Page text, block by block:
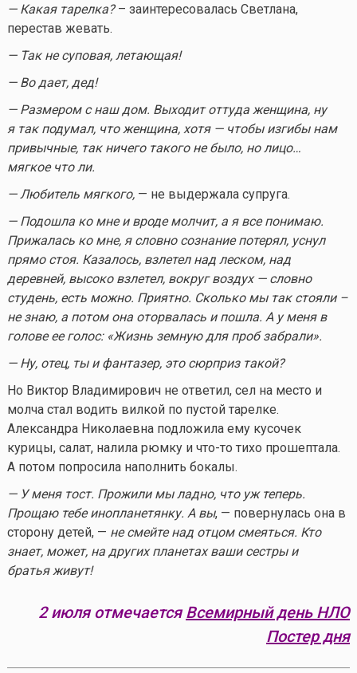
— Какая тарелка?– заинтересовалась Светлана,
перестав жевать.
— Так не суповая, летающая!
— Во дает, дед!
— Размером с наш дом. Выходит оттуда женщина, ну
я так подумал, что женщина, хотя — чтобы изгибы нам
привычные, так ничего такого не было, но лицо…
мягкое что ли.
— Любитель мягкого,— не выдержала супруга.
— Подошла ко мне и вроде молчит, а я все понимаю.
Прижалась ко мне, я словно сознание потерял, уснул
прямо стоя. Казалось, взлетел над леском, над
деревней, высоко взлетел, вокруг воздух — словно
студень, есть можно. Приятно. Сколько мы так стояли –
не знаю, а потом она оторвалась и пошла. А у меня в
голове ее голос: «Жизнь земную для проб забрали».
— Ну, отец, ты и фантазер, это сюрприз такой?
Но Виктор Владимирович не ответил, сел на место и
молча стал водить вилкой по пустой тарелке.
Александра Николаевна подложила ему кусочек
курицы, салат, налила рюмку и что-то тихо прошептала.
А потом попросила наполнить бокалы.
— У меня тост. Прожили мы ладно, что уж теперь.
Прощаю тебе инопланетянку. А вы, — повернулась она в
сторону детей, — не смейте над отцом смеяться. Кто
знает, может, на других планетах ваши сестры и
братья живут!
2 июля отмечаетсяВсемирный день НЛО
Постер дня